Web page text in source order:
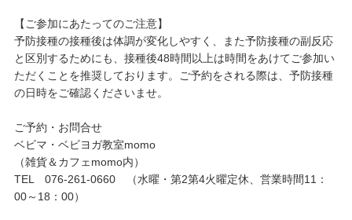
【ご参加にあたってのご注意】
予防接種の接種後は体調が変化しやすく、また予防接種の副反応
と区別するためにも、接種後48時間以上は時間をあけてご参加い
ただくことを推奨しております。ご予約をされる際は、予防接種
の日時をご確認くださいませ。
ご予約・お問合せ
ベビマ・ベビヨガ教室momo
（雑貨＆カフェmomo内）
TEL 076-261-0660 （水曜・第2第4火曜定休、営業時間11：
00～18：00）